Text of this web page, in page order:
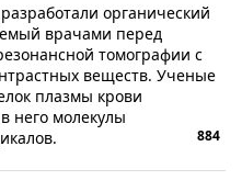
органический
врачами перед
томографии с
веществ. Ученые
плазмы крови
него молекулы
884